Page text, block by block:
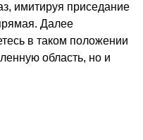
имитируя приседание
Далее
в таком положении
область, но и